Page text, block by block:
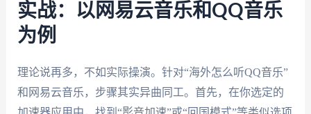
实战：以网易云音乐和QQ音乐
为例
理论说再多，不如实际操演。针对“海外怎么听QQ音乐”
和网易云音乐，步骤其实异曲同工。首先，在你选定的